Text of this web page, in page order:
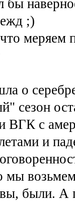
бы
;)
меряем
о
сезон
ВГК с
и
мы
были. А